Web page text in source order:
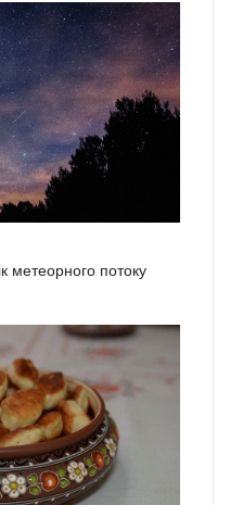
метеорного потоку